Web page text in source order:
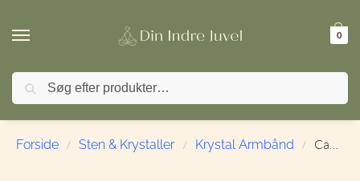
0
🚚 FRI FRAGT ved køb over 499,- | ⭐ TrustPilot 4,9 / 5
Forside / Sten & Krystaller / Krystal Armbånd / Canadisk Jade armbånd | 4 mm. | 15 cm. | Til børn